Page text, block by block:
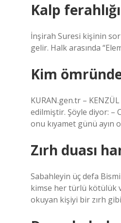
Kalp
İnşirah Suresi kişinin
gelir. Halk arasında
Kim
KURAN.gen.tr –
edilmiştir. Şöyle diyor: –
onu kıyamet günü ayın
Zırh duası
Sabahleyin üç defa
kimse her türlü kötülük
okuyan kişiyi bir zırh